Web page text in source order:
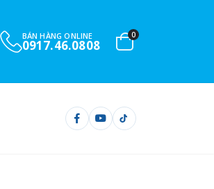
BÁN HÀNG ONLINE
0917.46.0808
0